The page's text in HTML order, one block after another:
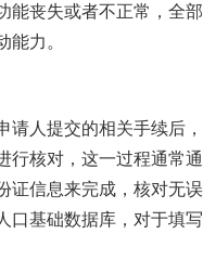
能丧失或者不正常，全部
能力。
人提交的相关手续后，
行核对，这一过程通常通
证信息来完成，核对无误
口基础数据库，对于填写